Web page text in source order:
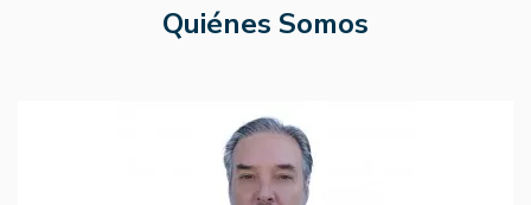
Quiénes Somos